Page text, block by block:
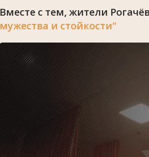
Вместе с тем, жители
мужества и стойкости"